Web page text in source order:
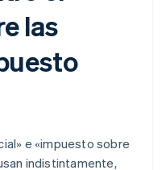
las
e «impuesto sobre
indistintamente,